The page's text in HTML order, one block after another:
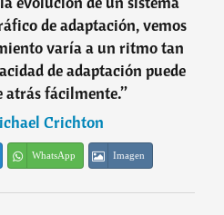
de adaptación, vemos
varía a un ritmo tan
de adaptación puede
atrás fácilmente.”
Crichton
WhatsApp Imagen